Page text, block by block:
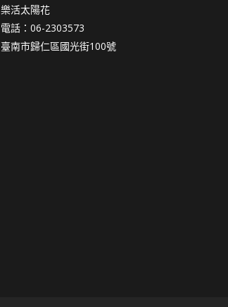
樂活太陽花
電話：06-2303573
臺南市歸仁區國光街100號